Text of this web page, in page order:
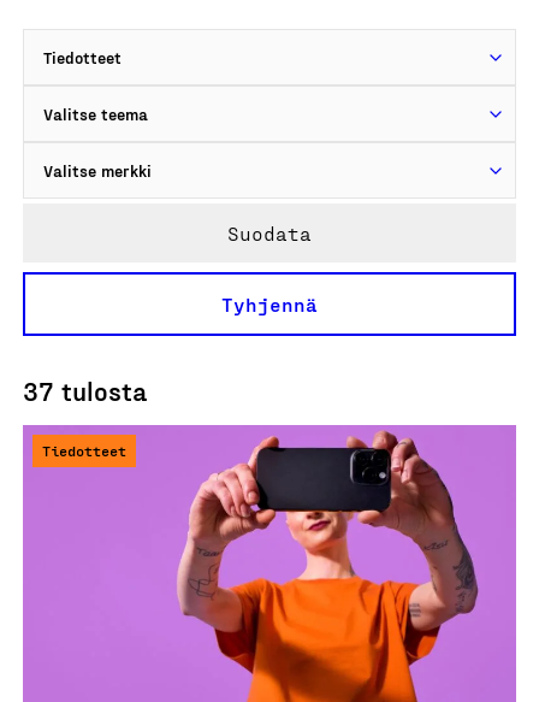
37 tulosta
Suodata
Tyhjennä
Tiedotteet